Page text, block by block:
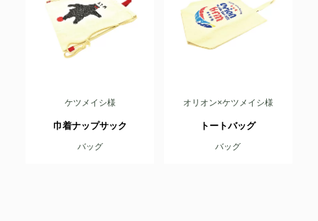
ケツメイシ様
巾着ナップサック
バッグ
オリオン×ケツメイシ様
トートバッグ
バッグ